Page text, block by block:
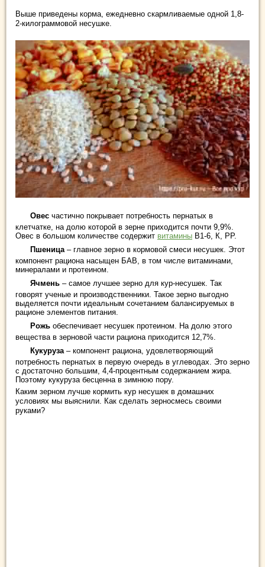
Выше приведены корма, ежедневно скармливаемые одной 1,8-
2-килограммовой несушке.
Овес частично покрывает потребность пернатых в
клетчатке, на долю которой в зерне приходится почти 9,9%.
Овес в большом количестве содержит витамины В1-6, К, PP.
Пшеница – главное зерно в кормовой смеси несушек. Этот
компонент рациона насыщен БАВ, в том числе витаминами,
минералами и протеином.
Ячмень – самое лучшее зерно для кур-несушек. Так
говорят ученые и производственники. Такое зерно выгодно
выделяется почти идеальным сочетанием балансируемых в
рационе элементов питания.
Рожь обеспечивает несушек протеином. На долю этого
вещества в зерновой части рациона приходится 12,7%.
Кукуруза – компонент рациона, удовлетворяющий
потребность пернатых в первую очередь в углеводах. Это зерно
с достаточно большим, 4,4-процентным содержанием жира.
Поэтому кукуруза бесценна в зимнюю пору.
Каким зерном лучше кормить кур несушек в домашних
условиях мы выяснили. Как сделать зерносмесь своими
руками?